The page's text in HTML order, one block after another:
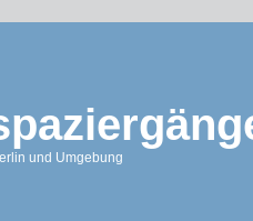
und Umgebung